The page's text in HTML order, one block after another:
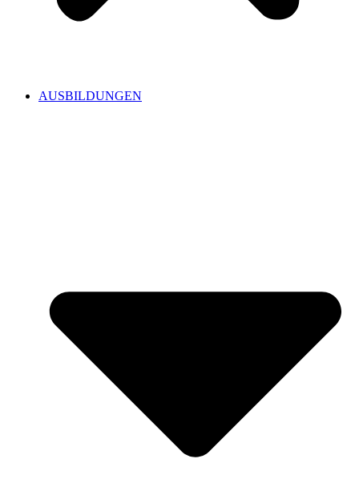
AUSBILDUNGEN